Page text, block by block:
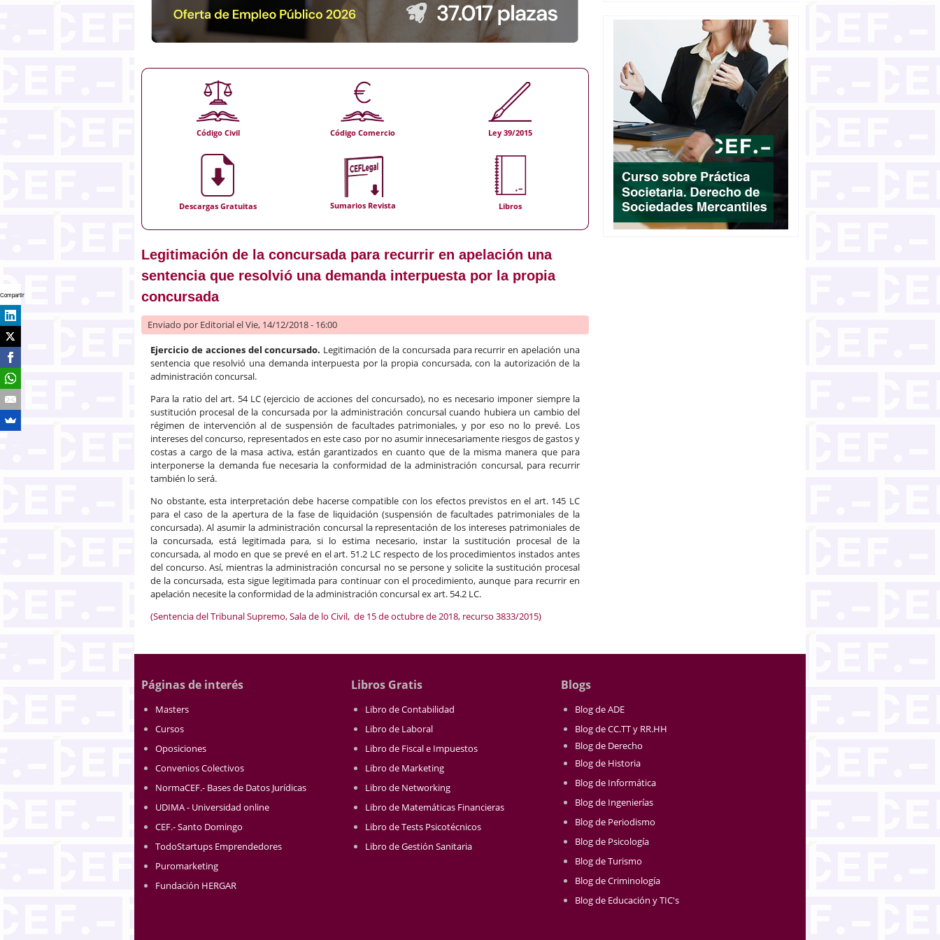
Código Civil Código Comercio Ley 39/2015
Descargas Gratuitas Sumarios Revista Libros
Legitimación de la concursada para recurrir en apelación una
sentencia que resolvió una demanda interpuesta por la propia
concursada
Enviado por Editorialel Vie, 14/12/2018 - 16:00
Ejercicio de acciones del concursado. Legitimación de la concursada para recurrir en apelación una
sentencia que resolvió una demanda interpuesta por la propia concursada, con la autorización de la
administración concursal.
Para la ratio del art. 54 LC (ejercicio de acciones del concursado), no es necesario imponer siempre la
sustitución procesal de la concursada por la administración concursal cuando hubiera un cambio del
régimen de intervención al de suspensión de facultades patrimoniales, y por eso no lo prevé. Los
intereses del concurso, representados en este caso por no asumir innecesariamente riesgos de gastos y
costas a cargo de la masa activa, están garantizados en cuanto que de la misma manera que para
interponerse la demanda fue necesaria la conformidad de la administración concursal, para recurrir
también lo será.
No obstante, esta interpretación debe hacerse compatible con los efectos previstos en el art. 145 LC
para el caso de la apertura de la fase de liquidación (suspensión de facultades patrimoniales de la
concursada). Al asumir la administración concursal la representación de los intereses patrimoniales de
la concursada, está legitimada para, si lo estima necesario, instar la sustitución procesal de la
concursada, al modo en que se prevé en el art. 51.2 LC respecto de los procedimientos instados antes
del concurso. Así, mientras la administración concursal no se persone y solicite la sustitución procesal
de la concursada, esta sigue legitimada para continuar con el procedimiento, aunque para recurrir en
apelación necesite la conformidad de la administración concursal ex art. 54.2 LC.
(Sentencia del Tribunal Supremo, Sala de lo Civil, de 15 de octubre de 2018, recurso 3833/2015)
Páginas de interés
Masters
Cursos
Oposiciones
Convenios Colectivos
NormaCEF.- Bases de Datos Jurídicas
UDIMA - Universidad online
CEF.- Santo Domingo
TodoStartups Emprendedores
Puromarketing
Fundación HERGAR
Libros Gratis
Libro de Contabilidad
Libro de Laboral
Libro de Fiscal e Impuestos
Libro de Marketing
Libro de Networking
Libro de Matemáticas Financieras
Libro de Tests Psicotécnicos
Libro de Gestión Sanitaria
Blogs
Blog de ADE
Blog de CC.TT y RR.HH
Blog de Derecho
Blog de Historia
Blog de Informática
Blog de Ingenierías
Blog de Periodismo
Blog de Psicología
Blog de Turismo
Blog de Criminología
Blog de Educación y TIC's
Compartir